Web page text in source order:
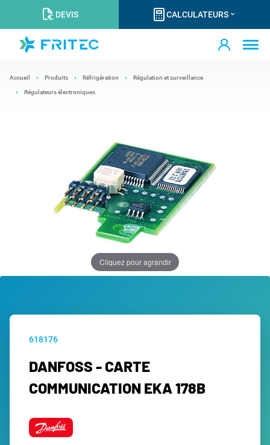
DEVIS CALCULATEURS
Accueil Produits Réfrigération Régulation et surveillance
Régulateurs électroniques
Cliquez pour agrandir
618176
DANFOSS - CARTE
COMMUNICATION EKA 178B